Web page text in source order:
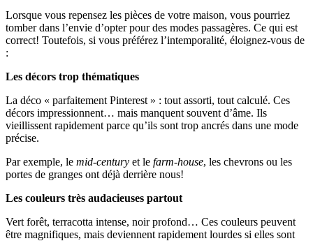
Lorsque vous repensez les pièces de votre maison, vous pourriez
tomber dans l’envie d’opter pour des modes passagères. Ce qui est
correct! Toutefois, si vous préférez l’intemporalité, éloignez-vous de
:
Les décors trop thématiques
La déco « parfaitement Pinterest » : tout assorti, tout calculé. Ces
décors impressionnent… mais manquent souvent d’âme. Ils
vieillissent rapidement parce qu’ils sont trop ancrés dans une mode
précise.
Par exemple, le mid-century et le farm-house, les chevrons ou les
portes de granges ont déjà derrière nous!
Les couleurs très audacieuses partout
Vert forêt, terracotta intense, noir profond… Ces couleurs peuvent
être magnifiques, mais deviennent rapidement lourdes si elles sont